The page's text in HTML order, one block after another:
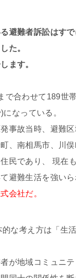
避難者訴訟はす
た。
ます。
で合わせて189世
なっている。
事故当時、避難
、南相馬市、川
民であり、 現在
避難生活を強いら
会社だ。
な考え方は「生
が地域コミュニテ